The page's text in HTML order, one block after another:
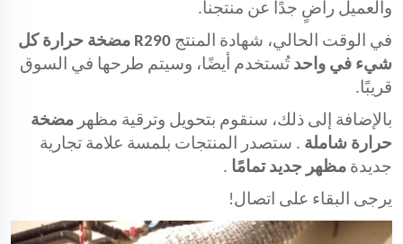
والعميل راضٍ جدًا عن منتجنا.
في الوقت الحالي، شهادة المنتج
R290 مضخة حرارة كل
شيء في واحد تُستخدم أيضًا، وسيتم طرحها في السوق
قريبًا.
بالإضافة إلى ذلك، سنقوم بتحويل وترقية مظهر مضخة
حرارة شاملة . ستصدر المنتجات بلمسة علامة تجارية
جديدة مظهر جديد تمامًا .
يرجى البقاء على اتصال!